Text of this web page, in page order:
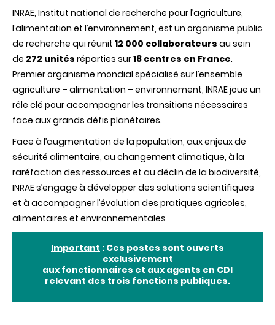
INRAE, Institut national de recherche pour l’agriculture,
l’alimentation et l’environnement, est un organisme public
de recherche qui réunit 12 000 collaborateurs au sein
de 272 unités réparties sur18 centres en France.
Premier organisme mondial spécialisé sur l’ensemble
agriculture – alimentation – environnement, INRAE joue un
rôle clé pour accompagner les transitions nécessaires
face aux grands défis planétaires.
Face à l’augmentation de la population, aux enjeux de
sécurité alimentaire, au changement climatique, à la
raréfaction des ressources et au déclin de la biodiversité,
INRAE s’engage à développer des solutions scientifiques
et à accompagner l’évolution des pratiques agricoles,
alimentaires et environnementales
Important : Ces postes sont ouverts
exclusivement
aux fonctionnaires et aux agents en CDI
relevant des trois fonctions publiques.